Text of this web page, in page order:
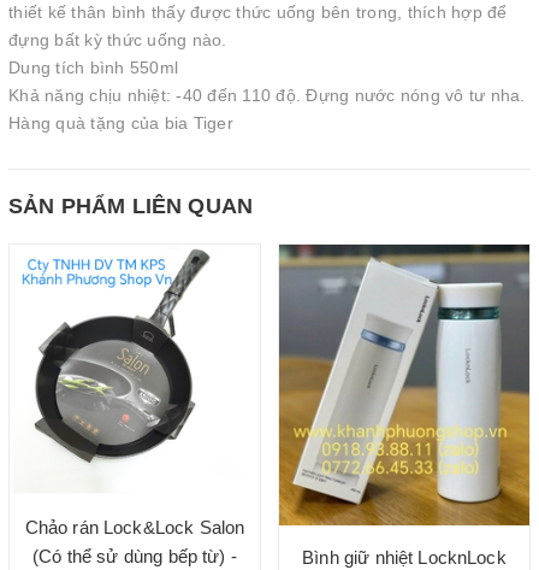
thiết kế thân bình thấy được thức uống bên trong, thích hợp để
đựng bất kỳ thức uống nào.
Dung tích bình 550ml
Khả năng chịu nhiệt: -40 đến 110 độ. Đựng nước nóng vô tư nha.
Hàng quà tặng của bia Tiger
SẢN PHẨM LIÊN QUAN
Chảo rán Lock&Lock Salon
(Có thể sử dùng bếp từ) -
Bình giữ nhiệt LocknLock